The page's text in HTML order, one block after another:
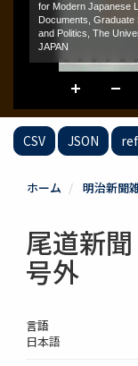
CSV JSON
ホーム 明治新聞
尾道新
号外
言語
日本語